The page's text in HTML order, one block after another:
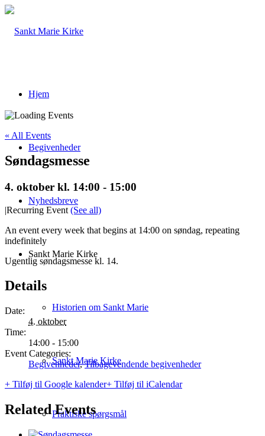
Hjem
Begivenheder
Nyhedsbreve
Sankt Marie Kirke
Historien om Sankt Marie
Sankt Marie Kirke
Praktiske spørgsmål
« All Events
Søndagsmesse
4. oktober kl. 14:00 - 15:00
|Recurring Event (See all)
An event every week that begins at 14:00 on søndag, repeating
indefinitely
Ugentlig søndagsmesse kl. 14.
Details
Date:
4. oktober
Time:
14:00 - 15:00
Event Categories:
Begivenheder,Tilbagevendende begivenheder
+ Tilføj til Google kalender+ Tilføj til iCalendar
Related Events